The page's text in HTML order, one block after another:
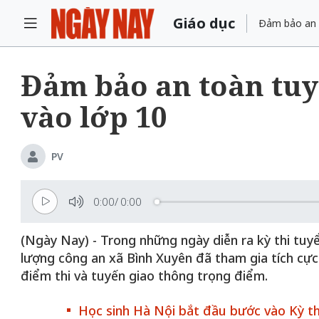
Giáo dục Đảm bảo
Đảm bảo an toàn
vào lớp 10
PV
0:00/ 0:00
(Ngày Nay) - Trong những ngày diễn ra kỳ thi
lượng công an xã Bình Xuyên đã tham gia tích
điểm thi và tuyến giao thông trọng điểm.
Học sinh Hà Nội bắt đầu bước vào Kỳ